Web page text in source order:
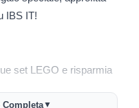
IBS IT!
set LEGO e risparmia
Completa▼